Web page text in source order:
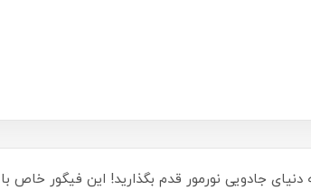
جادویی نورمور قدم بگذارید! این فیگور